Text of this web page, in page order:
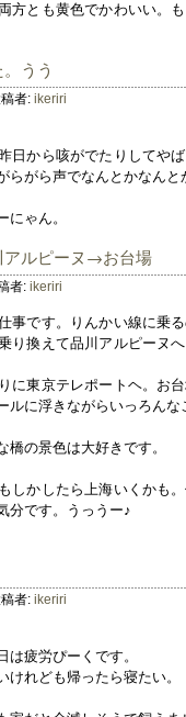
方とも黄色でかわいい。
うう
者: ikeriri
日から咳がでたりしてや
らがら声でなんとかなん
にゃん。
アルピーヌ→お台場
者: ikeriri
事です。りんかい線に乗
り換えて品川アルピーヌ
に東京テレポートヘ。お
ルに浮きながらいっろんな
の景色は大好きです。
しかしたら上海いくかも
分です。うっうー♪
者: ikeriri
疲労ぴーくです。
れども帰ったら寝たい。